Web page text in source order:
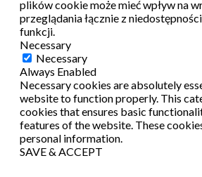
plików cookie może mieć wpływ na
przeglądania łącznie z
funkcji.
Necessary
Necessary
Always Enabled
Necessary cookies are absolutely
website to function properly. This
cookies that ensures basic
features of the website. These
personal information.
SAVE & ACCEPT